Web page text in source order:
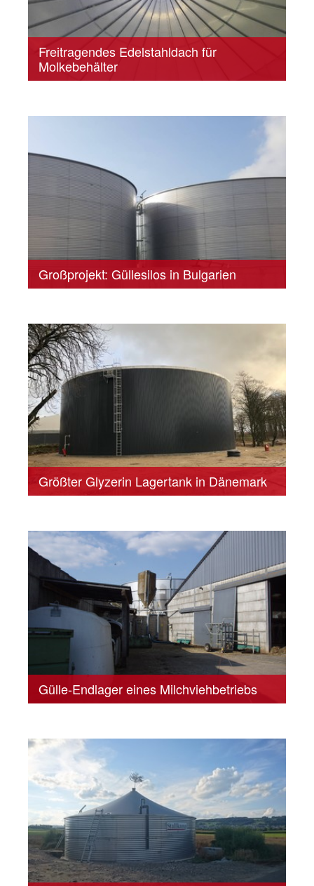
Freitragendes Edelstahldach für
Molkebehälter
Großprojekt: Güllesilos in Bulgarien
Größter Glyzerin Lagertank in Dänemark
Gülle-Endlager eines Milchviehbetriebs